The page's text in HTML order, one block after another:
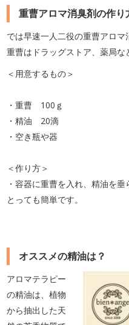
重曹アロマ消臭剤の作り
では早速一人二役の重曹アロマ
重曹はドラッグストア、薬局な
＜用意するもの＞
・重曹 100ｇ
・精油 20滴
・空き瓶や器
＜作り方＞
・容器に重曹を入れ、精油を
とっても簡単です。
オススメの精油は？
アロマテラピー
の精油は、植物
から抽出した天